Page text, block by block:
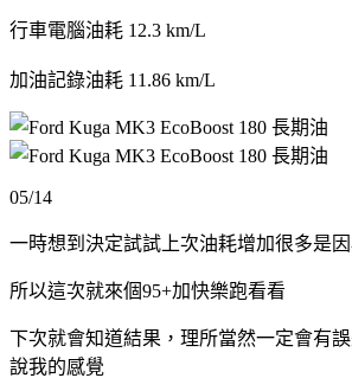
行車電腦油耗 12.3 km/L
加油記錄油耗 11.86 km/L
05/14
一時想到決定試試上次油耗增加很多是
所以這次就來個95+加快樂跑看看
下次就會知道結果，理所當然一定會有
說我的感覺